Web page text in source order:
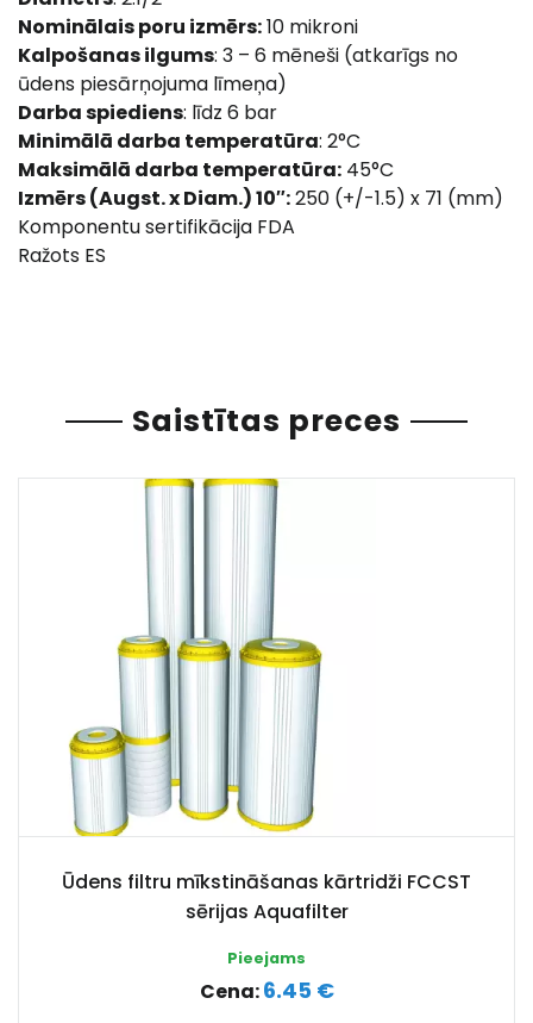
Nominālais poru izmērs:10 mikroni
Kalpošanas ilgums: 3 – 6 mēneši (atkarīgs no
ūdens piesārņojuma līmeņa)
Darba spiediens: līdz 6 bar
Minimālā darba temperatūra: 2°C
Maksimālā darba temperatūra: 45°C
Izmērs (Augst. x Diam.) 10″:250 (+/-1.5) x 71 (mm)
Komponentu sertifikācija FDA
Ražots ES
Saistītas preces
Ūdens filtru mīkstināšanas kārtridži FCCST
sērijas Aquafilter
Pieejams
Cena:6.45 €